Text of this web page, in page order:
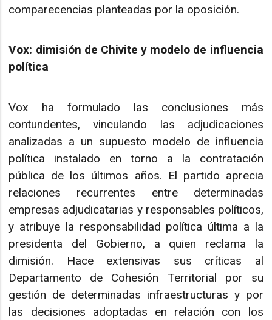
comparecencias planteadas por la oposición.
Vox: dimisión de Chivite y modelo de influencia
política
Vox ha formulado las conclusiones más
contundentes, vinculando las adjudicaciones
analizadas a un supuesto modelo de influencia
política instalado en torno a la contratación
pública de los últimos años. El partido aprecia
relaciones recurrentes entre determinadas
empresas adjudicatarias y responsables políticos,
y atribuye la responsabilidad política última a la
presidenta del Gobierno, a quien reclama la
dimisión. Hace extensivas sus críticas al
Departamento de Cohesión Territorial por su
gestión de determinadas infraestructuras y por
las decisiones adoptadas en relación con los